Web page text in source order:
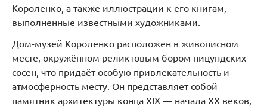
Короленко, а также иллюстрации к его книгам,
выполненные известными художниками.
Дом-музей Короленко расположен в живописном
месте, окружённом реликтовым бором пицундских
сосен, что придаёт особую привлекательность и
атмосферность месту. Он представляет собой
памятник архитектуры конца XIX — начала XX веков,